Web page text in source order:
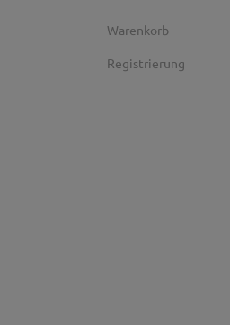
Warenkorb
Registrierung